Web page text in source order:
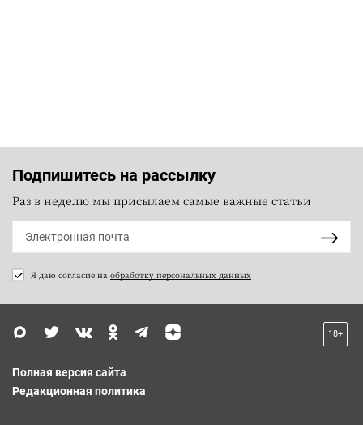
Подпишитесь на рассылку
Раз в неделю мы присылаем самые важные статьи
Я даю согласие на обработку персональных данных
18+
Полная версия сайта
Редакционная политика